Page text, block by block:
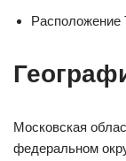
Расположение
Московская
федеральном